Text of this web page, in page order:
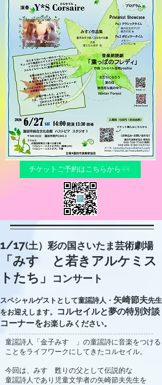
​蓮田市演奏家協会主催による人気企画
アフタヌーンコンサート。
ハストピアのスタジオ1を舞台に
いま注目のアーティストや様々なテー
マによる音楽を
より身近にお届けしています。
第3回となる今回は
コルセイルの作曲家＆クリエーターと
しての作品や
2台エレクトリックピアノならではの
絶妙なアレンジなどにフォーカスし、
ふたりならではの魅力と世界観に迫り
ます♪
チケットご予約はこちらから☟☟
1/17(土）彩の国さいたま芸術劇場
「みすゞと若きアルケミス
トたち」
コンサート
スペシャルゲストとして童謡詩人・ 矢崎節夫先生
をお迎えします。
コルセイルと夢の特別対談
コーナーをお楽しみください。
童謡詩人「金子みすゞ」の童謡詩に音楽をつける
ことをライフワークにしてきたコルセイル。
今回は、みすゞ 甦りの父として伝説的な
童謡詩人であり児童文学者の矢崎節夫先生を